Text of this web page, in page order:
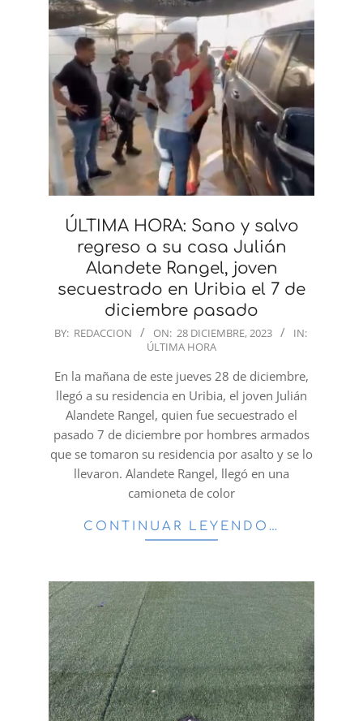
ÚLTIMA HORA: Sano y salvo
regreso a su casa Julián
Alandete Rangel, joven
secuestrado en Uribia el 7 de
diciembre pasado
2023-
28
BY: REDACCION ON: 28 DICIEMBRE, 2023
IN:
ÚLTIMA HORA
En la mañana de este jueves 28 de diciembre,
llegó a su residencia en Uribia, el joven Julián
Alandete Rangel, quien fue secuestrado el
pasado 7 de diciembre por hombres armados
que se tomaron su residencia por asalto y se lo
llevaron. Alandete Rangel, llegó en una
camioneta de color
CONTINUAR LEYENDO…